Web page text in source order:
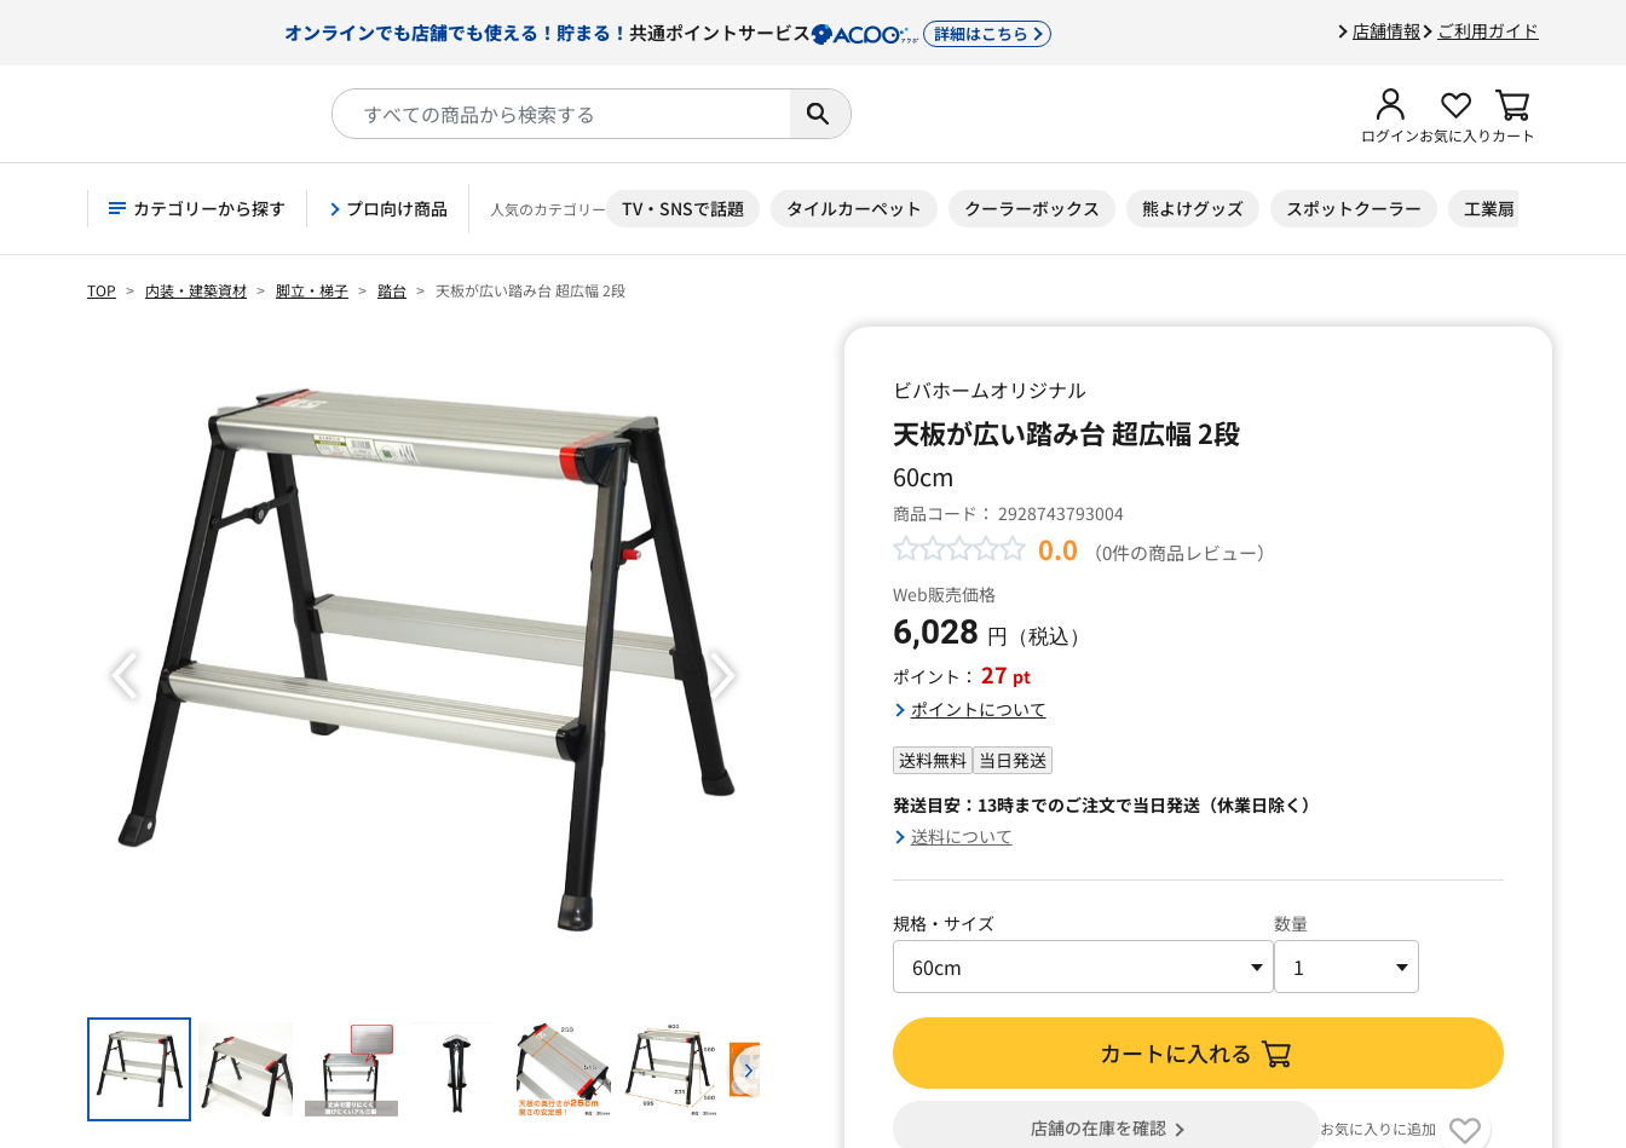
店舗情報 ご利用ガイド
オンラインでも店舗でも使える！貯まる！ 共通ポイントサービス 詳細はこちら
ログインお気に入りカート
カテゴリーから探す プロ向け商品 人気のカテゴリー TV・SNSで話題 タイルカーペット クーラーボックス 熊よけグッズ スポットクーラー 工業扇
TOP 内装・建築資材 脚立・梯子 踏台 天板が広い踏み台 超広幅 2段
ビバホームオリジナル
天板が広い踏み台 超広幅 2段
60cm
商品コード： 2928743793004
0.0 （0件の商品レビュー）
Web販売価格
6,028 円（税込）
ポイント： 27 pt
ポイントについて
送料無料 当日発送
発送目安：13時までのご注文で当日発送（休業日除く）
送料について
規格・サイズ 数量
カートに入れる
店舗の在庫を確認 お気に入りに追加